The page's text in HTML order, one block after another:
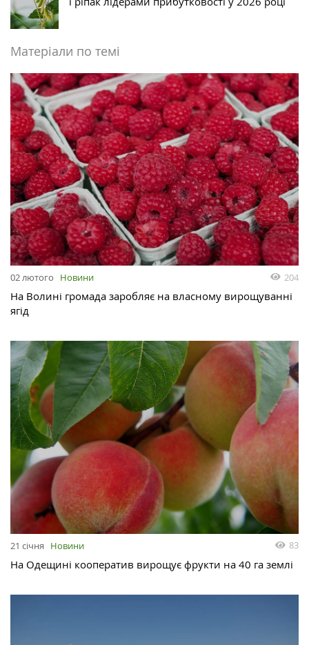
Матеріали по темі
02 лютого Новини 204
На Волині громада заробляє на власному вирощуванні
ягід
21 січня Новини 83
На Одещині кооператив вирощує фрукти на 40 га землі